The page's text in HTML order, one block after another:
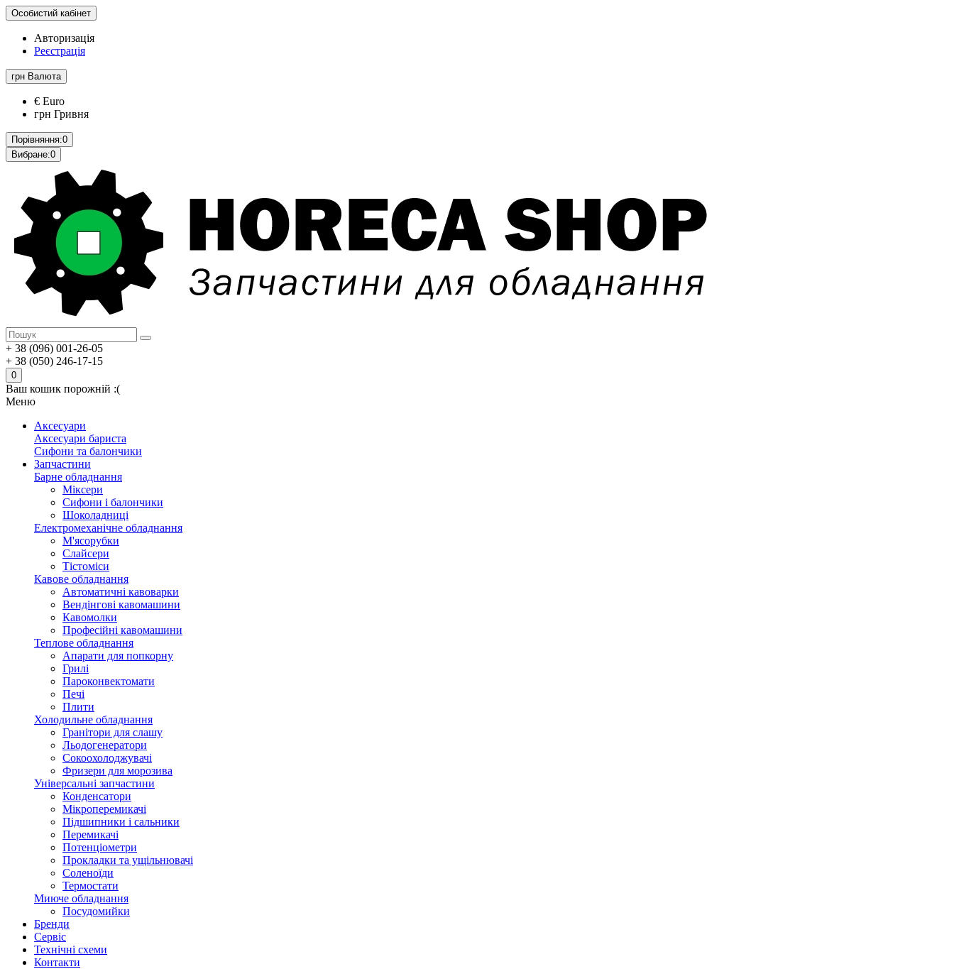
Особистий кабінет
Авторизація
Реєстрація
грн Валюта
€ Euro
грн Гривня
Порівняння:0
Вибране:0
+ 38 (096) 001-26-05
+ 38 (050) 246-17-15
0
Ваш кошик порожній :(
Меню
Аксесуари
Аксесуари бариста
Сифони та балончики
Запчастини
Барне обладнання
Міксери
Сифони і балончики
Шоколадниці
Електромеханічне обладнання
М'ясорубки
Слайсери
Тістоміси
Кавове обладнання
Автоматичні кавоварки
Вендінгові кавомашини
Кавомолки
Професійні кавомашини
Теплове обладнання
Апарати для попкорну
Грилі
Пароконвектомати
Печі
Плити
Холодильне обладнання
Гранітори для слашу
Льодогенератори
Сокоохолоджувачі
Фризери для морозива
Універсальні запчастини
Конденсатори
Мікроперемикачі
Підшипники і сальники
Перемикачі
Потенціометри
Прокладки та ущільнювачі
Соленоїди
Термостати
Миюче обладнання
Посудомийки
Бренди
Сервіс
Технічні схеми
Контакти